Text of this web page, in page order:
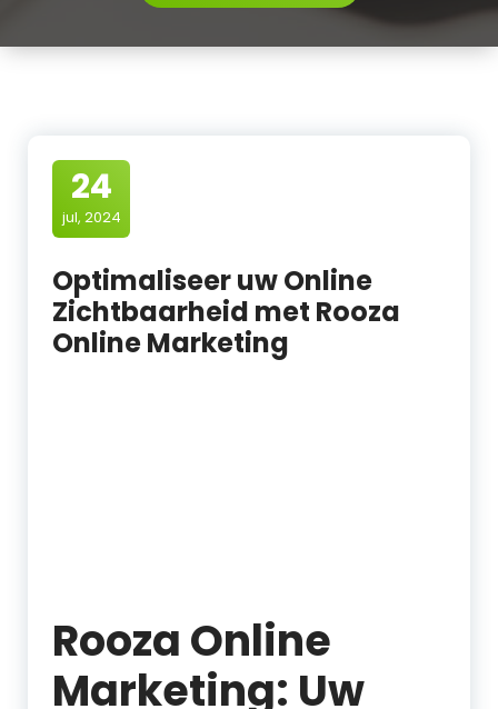
24
jul, 2024
Optimaliseer uw Online
Zichtbaarheid met Rooza
Online Marketing
Rooza Online
Marketing: Uw